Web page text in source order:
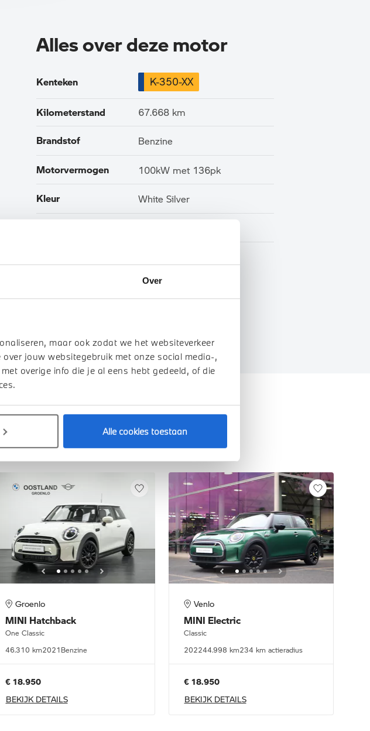
Over
maar ook zodat we het websiteverkeer
jouw websitegebruik met onze social media-,
overige info die je al eens hebt gedeeld, of die
Alle cookies toestaan
Alles over deze motor
Kenteken K-350-XX
Kilometerstand 67.668 km
Brandstof Benzine
Motorvermogen 100kW met 136pk
Kleur White Silver
Groenlo
MINI Hatchback
One Classic
46.310 km2021Benzine
€ 18.950
BEKIJK DETAILS
Venlo
MINI Electric
Classic
202244.998 km234 km actieradius
€ 18.950
BEKIJK DETAILS